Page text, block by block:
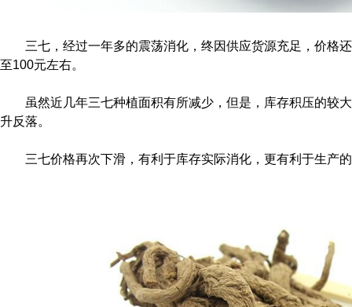
三七，经过一年多的震荡消化，终因供应货源充足，价格
至100元左右。
虽然近几年三七种植面积有所减少，但是，库存积压的较
升反落。
三七价格再次下滑，有利于库存实际消化，更有利于生产